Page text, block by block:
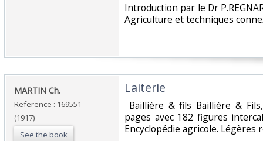
‎Introduction par le Dr
Agriculture et techniques
‎MARTIN Ch.‎
Reference : 169551
(1917)
See the book
‎Laiterie ‎
Baillière & fils Baillière &
pages avec 182 figures
Encyclopédie agricole.